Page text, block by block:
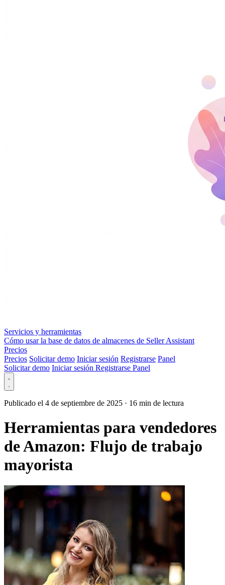
Servicios y herramientas
Cómo usar la base de datos de almacenes de Seller Assistant
Precios
Precios Solicitar demo Iniciar sesión Registrarse Panel
Solicitar demo Iniciar sesión Registrarse Panel
Publicado el 4 de septiembre de 2025 · 16 min de lectura
Herramientas para vendedores
de Amazon: Flujo de trabajo
mayorista